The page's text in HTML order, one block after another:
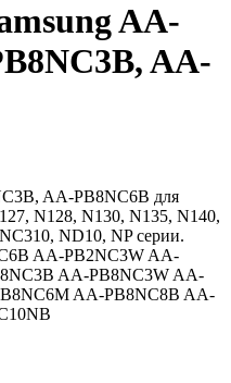
AA-
AA-
AA-PB8NC6B для
N128, N130, N135, N140,
ND10, NP серии.
AA-PB2NC3W AA-
AA-PB8NC3W AA-
AA-PB8NC8B AA-